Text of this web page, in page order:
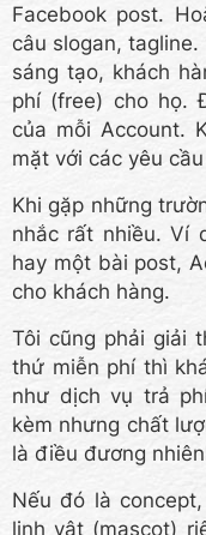
Facebook post.
câu slogan,
sáng tạo, khách
phí (free) cho họ.
của mỗi Account.
mặt với các yêu
Khi gặp những
nhắc rất nhiều. Ví
hay một bài post,
cho khách hàng.
Tôi cũng phải giải
thứ miễn phí thì
như dịch vụ trả
kèm nhưng chất
là điều đương
Nếu đó là
linh vật (mascot)